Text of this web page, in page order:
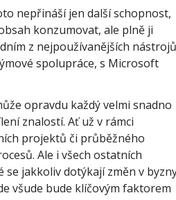
nepřináší jen další schopnost,
konzumovat, ale plně ji
z nejpoužívanějších nástrojů
spolupráce, s Microsoft
opravdu každý velmi snadno
znalostí. Ať už v rámci
projektů či průběžného
Ale i všech ostatních
se jakkoliv dotýkají změn v
všude bude klíčovým faktorem